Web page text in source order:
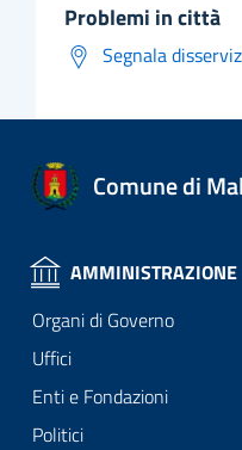
problemi in città
Segnala
Comune di
AMMINISTRAZIONE
Organi di Governo
Uffici
Enti e Fondazioni
Politici